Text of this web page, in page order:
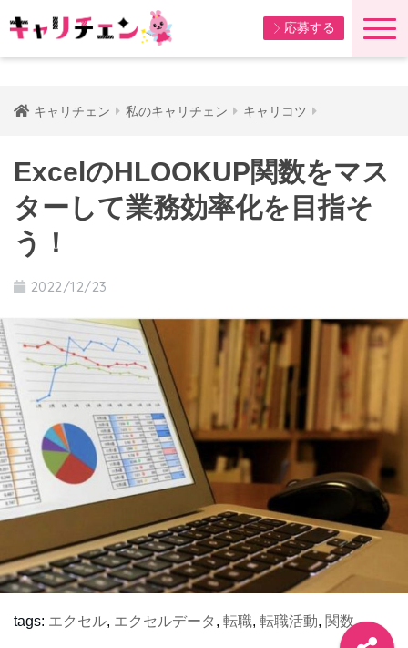
応募する
キャリチェン 私のキャリチェン キャリコツ
ExcelのHLOOKUP関数をマス
ターして業務効率化を目指そ
う！
2022/12/23
tags: エクセル, エクセルデータ , 転職, 転職活動, 関数